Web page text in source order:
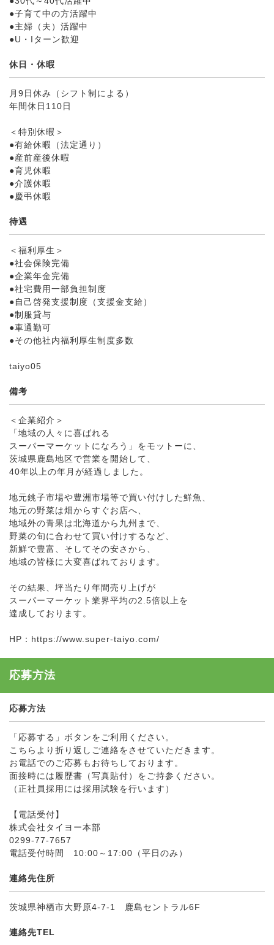
●子育て中の方活躍中
●主婦（夫）活躍中
●U・Iターン歓迎
休日・休暇
月9日休み（シフト制による）
年間休日110日
＜特別休暇＞
●有給休暇（法定通り）
●産前産後休暇
●育児休暇
●介護休暇
●慶弔休暇
待遇
＜福利厚生＞
●社会保険完備
●企業年金完備
●社宅費用一部負担制度
●自己啓発支援制度（支援金支給）
●制服貸与
●車通勤可
●その他社内福利厚生制度多数
taiyo05
備考
＜企業紹介＞
「地域の人々に喜ばれる
スーパーマーケットになろう」をモットーに、
茨城県鹿島地区で営業を開始して、
40年以上の年月が経過しました。
地元銚子市場や豊洲市場等で買い付けした鮮魚、
地元の野菜は畑からすぐお店へ、
地域外の青果は北海道から九州まで、
野菜の旬に合わせて買い付けするなど、
新鮮で豊富、そしてその安さから、
地域の皆様に大変喜ばれております。
その結果、坪当たり年間売り上げが
スーパーマーケット業界平均の2.5倍以上を
達成しております。
HP：https://www.super-taiyo.com/
応募方法
応募方法
「応募する」ボタンをご利用ください。
こちらより折り返しご連絡をさせていただきます。
お電話でのご応募もお待ちしております。
面接時には履歴書（写真貼付）をご持参ください。
（正社員採用には採用試験を行います）
【電話受付】
株式会社タイヨー本部
0299-77-7657
電話受付時間 10:00～17:00（平日のみ）
連絡先住所
茨城県神栖市大野原4-7-1 鹿島セントラル6F
連絡先TEL